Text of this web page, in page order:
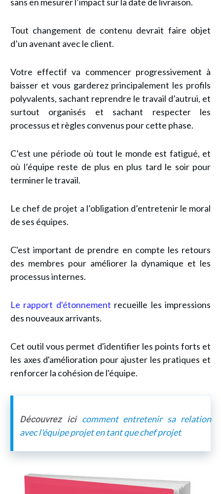
sans en mesurer l’impact sur la date de livraison.
Tout changement de contenu devrait faire objet
d’un avenant avec le client.
Votre effectif va commencer progressivement à
baisser et vous garderez principalement les profils
polyvalents, sachant reprendre le travail d’autrui, et
surtout organisés et sachant respecter les
processus et règles convenus pour cette phase.
C’est une période où tout le monde est fatigué, et
où l’équipe reste de plus en plus tard le soir pour
terminer le travail.
Le chef de projet a l’obligation d’entretenir le moral
de ses équipes.
C'est important de prendre en compte les retours
des membres pour améliorer la dynamique et les
processus internes.
Le rapport d'étonnement recueille les impressions
des nouveaux arrivants.
Cet outil vous permet d'identifier les points forts et
les axes d'amélioration pour ajuster les pratiques et
renforcer la cohésion de l'équipe.
Découvrez ici comment entretenir sa relation
avec l'équipe projet en tant que chef projet.